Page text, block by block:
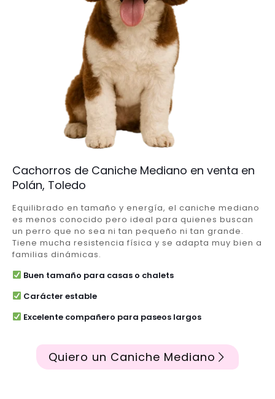
Cachorros de Caniche Mediano en venta en
Polán, Toledo
Equilibrado en tamaño y energía, el caniche mediano
es menos conocido pero ideal para quienes buscan
un perro que no sea ni tan pequeño ni tan grande.
Tiene mucha resistencia física y se adapta muy bien a
familias dinámicas.
Buen tamaño para casas o chalets
Carácter estable
Excelente compañero para paseos largos
Quiero un Caniche Mediano